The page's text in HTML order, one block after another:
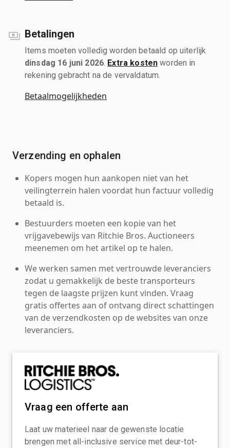
Betalingen
Items moeten volledig worden betaald op uiterlijk
dinsdag 16 juni 2026 Extra kosten worden in
rekening gebracht na de vervaldatum.
Betaalmogelijkheden
Verzending en ophalen
Kopers mogen hun aankopen niet van het
veilingterrein halen voordat hun factuur volledig
betaald is.
Bestuurders moeten een kopie van het
vrijgavebewijs van Ritchie Bros. Auctioneers
meenemen om het artikel op te halen.
We werken samen met vertrouwde leveranciers
zodat u gemakkelijk de beste transporteurs
tegen de laagste prijzen kunt vinden. Vraag
gratis offertes aan of ontvang direct schattingen
van de verzendkosten op de websites van onze
leveranciers.
Vraag een offerte aan
Laat uw materieel naar de gewenste locatie
brengen met all-inclusive service met deur-tot-